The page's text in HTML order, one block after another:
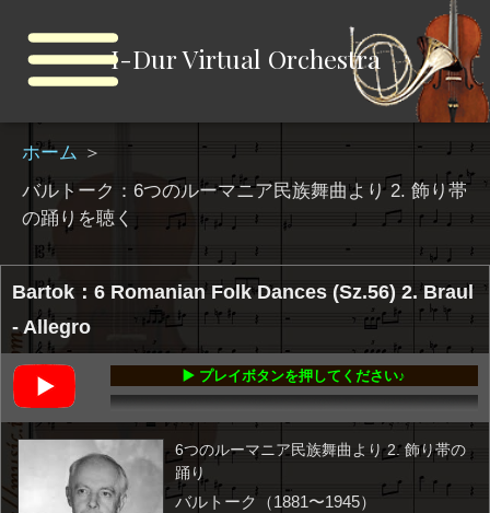
I-Dur Virtual Orchestra
ホーム ＞
バルトーク：6つのルーマニア民族舞曲より 2. 飾り帯
の踊りを聴く
Bartok：6 Romanian Folk Dances (Sz.56) 2. Braul
- Allegro
▶️ プレイボタンを押してください♪
6つのルーマニア民族舞曲より 2. 飾り帯の
踊り
バルトーク（1881〜1945）